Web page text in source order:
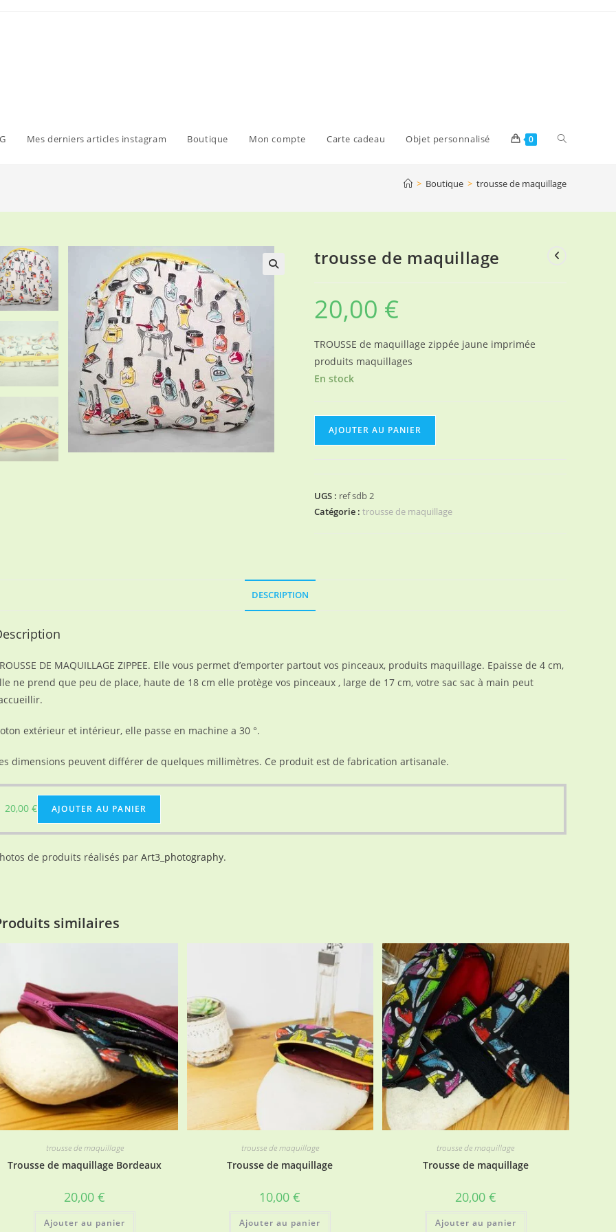
Mes derniers articles instagram Boutique Mon compte Carte cadeau Objet personnalisé 0 Toggle
website
> Boutique > trousse de maquillage
trousse de maquillage
20,00 €
TROUSSE de maquillage zippée jaune imprimée
produits maquillages
En stock
maquillage
AJOUTER AU PANIER
UGS : ref sdb 2
Catégorie :trousse de maquillage
DESCRIPTION
DE MAQUILLAGE ZIPPEE. Elle vous permet d’emporter partout vos pinceaux, produits maquillage. Epaisse de 4 cm,
ne prend que peu de place, haute de 18 cm elle protège vos pinceaux , large de 17 cm, votre sac sac à main peut
extérieur et intérieur, elle passe en machine a 30 °.
dimensions peuvent différer de quelques millimètres. Ce produit est de fabrication artisanale.
20,00 € AJOUTER AU PANIER
de produits réalisés par Art3_photography.
similaires
trousse de maquillage
Trousse de maquillage Bordeaux
20,00€
Ajouter au panier
trousse de maquillage
Trousse de maquillage
10,00€
Ajouter au panier
trousse de maquillage
Trousse de maquillage
20,00 €
Ajouter au panier